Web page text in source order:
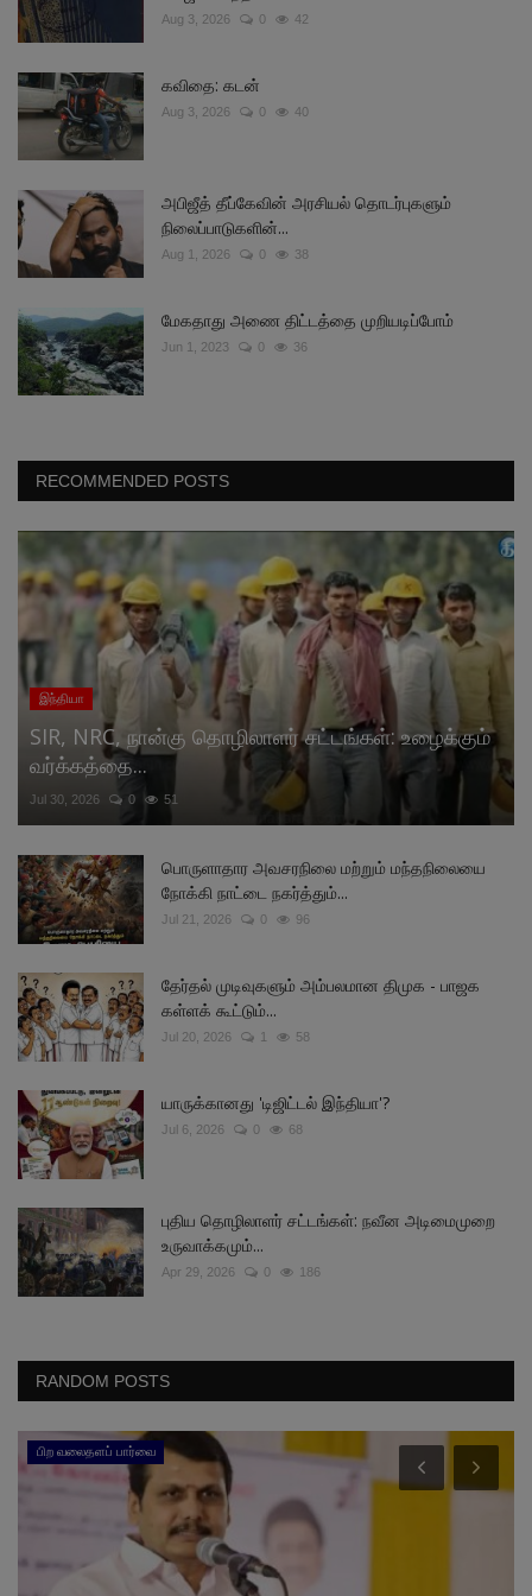
Aug 3, 2026 0 42
கவிதை: கடன்
Aug 3, 2026 0 40
அபிஜீத் தீப்கேவின் அரசியல் தொடர்புகளும்
நிலைப்பாடுகளின்...
Aug 1, 2026 0 38
மேகதாது அணை திட்டத்தை முறியடிப்போம்
Jun 1, 2023 0 36
RECOMMENDED POSTS
இந்தியா
SIR, NRC, நான்கு தொழிலாளர் சட்டங்கள்: உழைக்கும்
வர்க்கத்தை...
Jul 30, 2026 0 51
பொருளாதார அவசரநிலை மற்றும் மந்தநிலையை
நோக்கி நாட்டை நகர்த்தும்...
Jul 21, 2026 0 96
தேர்தல் முடிவுகளும் அம்பலமான திமுக - பாஜக
கள்ளக் கூட்டும்...
Jul 20, 2026 1 58
யாருக்கானது 'டிஜிட்டல் இந்தியா'?
Jul 6, 2026 0 68
புதிய தொழிலாளர் சட்டங்கள்: நவீன அடிமைமுறை
உருவாக்கமும்...
Apr 29, 2026 0 186
RANDOM POSTS
பிற வலைதளப் பார்வை